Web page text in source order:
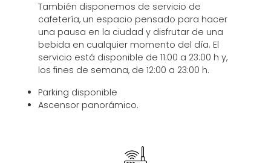
También disponemos de servicio de
cafetería, un espacio pensado para hacer
una pausa en la ciudad y disfrutar de una
bebida en cualquier momento del día. El
servicio está disponible de 11:00 a 23:00 h y,
los fines de semana, de 12:00 a 23:00 h.
Parking disponible
Ascensor panorámico.